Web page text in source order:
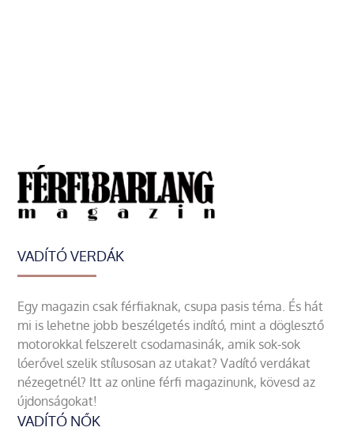
VADÍTÓ VERDÁK
Egy magazin csak férfiaknak, csupa pasis téma. És hát
mi is lehetne jobb beszélgetés indító, mint a döglesztő
motorokkal felszerelt csodamasinák, amik sok-sok
lóerővel szelik stílusosan az utakat? Vadító verdákat
nézegetnél? Itt az online férfi magazinunk, kövesd az
újdonságokat!
VADÍTÓ NŐK